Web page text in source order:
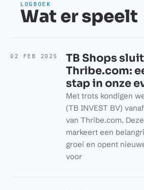
LOGBOEK
Wat er speelt
02 FEB 2025
TB Shops
Thribe.com:
stap in onze
Met trots kondigen
(TB INVEST BV)
van Thribe.com.
markeert een
groei en opent
voor